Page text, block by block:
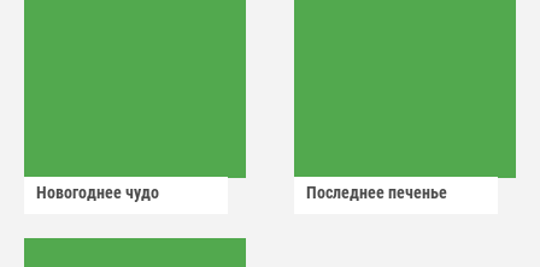
Новогоднее чудо Последнее печенье